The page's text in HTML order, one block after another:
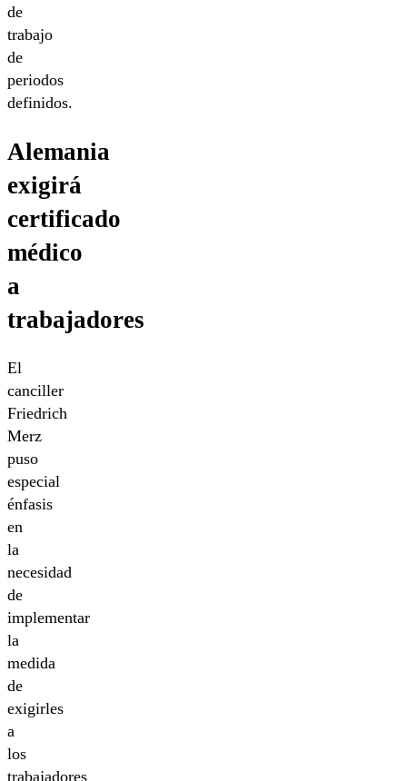
de
trabajo
de
periodos
definidos.
Alemania
exigirá
certificado
médico
a
trabajadores
El
canciller
Friedrich
Merz
puso
especial
énfasis
en
la
necesidad
de
implementar
la
medida
de
exigirles
a
los
trabajadores